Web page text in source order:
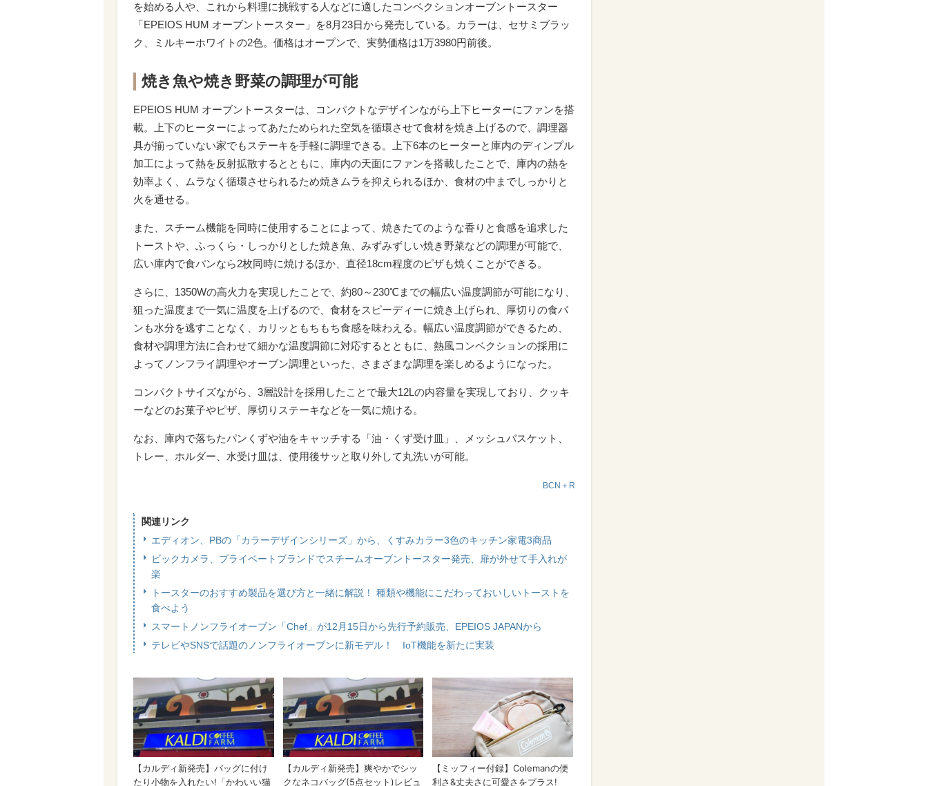
を始める人や、これから料理に挑戦する人などに適したコンベクションオーブントースター
「EPEIOS HUM オーブントースター」を8月23日から発売している。カラーは、セサミブラッ
ク、ミルキーホワイトの2色。価格はオープンで、実勢価格は1万3980円前後。
焼き魚や焼き野菜の調理が可能
EPEIOS HUM オーブントースターは、コンパクトなデザインながら上下ヒーターにファンを搭
載。上下のヒーターによってあたためられた空気を循環させて食材を焼き上げるので、調理器
具が揃っていない家でもステーキを手軽に調理できる。上下6本のヒーターと庫内のディンプル
加工によって熱を反射拡散するとともに、庫内の天面にファンを搭載したことで、庫内の熱を
効率よく、ムラなく循環させられるため焼きムラを抑えられるほか、食材の中までしっかりと
火を通せる。
また、スチーム機能を同時に使用することによって、焼きたてのような香りと食感を追求した
トーストや、ふっくら・しっかりとした焼き魚、みずみずしい焼き野菜などの調理が可能で、
広い庫内で食パンなら2枚同時に焼けるほか、直径18cm程度のピザも焼くことができる。
さらに、1350Wの高火力を実現したことで、約80～230℃までの幅広い温度調節が可能になり、
狙った温度まで一気に温度を上げるので、食材をスピーディーに焼き上げられ、厚切りの食パ
ンも水分を逃すことなく、カリッともちもち食感を味わえる。幅広い温度調節ができるため、
食材や調理方法に合わせて細かな温度調節に対応するとともに、熱風コンベクションの採用に
よってノンフライ調理やオーブン調理といった、さまざまな調理を楽しめるようになった。
コンパクトサイズながら、3層設計を採用したことで最大12Lの内容量を実現しており、クッキ
ーなどのお菓子やピザ、厚切りステーキなどを一気に焼ける。
なお、庫内で落ちたパンくずや油をキャッチする「油・くず受け皿」、メッシュバスケット、
トレー、ホルダー、水受け皿は、使用後サッと取り外して丸洗いが可能。
BCN＋R
関連リンク
エディオン、PBの「カラーデザインシリーズ」から、くすみカラー3色のキッチン家電3商品
ビックカメラ、プライベートブランドでスチームオーブントースター発売、扉が外せて手入れが
楽
トースターのおすすめ製品を選び方と一緒に解説！ 種類や機能にこだわっておいしいトーストを
食べよう
スマートノンフライオーブン「Chef」が12月15日から先行予約販売、EPEIOS JAPANから
テレビやSNSで話題のノンフライオーブンに新モデル！ IoT機能を新たに実装